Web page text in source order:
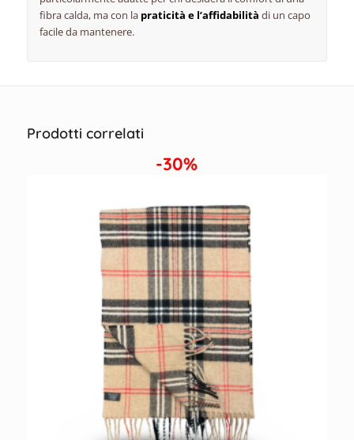
fibra calda, ma con la praticità e l’affidabilità di un capo
facile da mantenere.
Prodotti correlati
-30%